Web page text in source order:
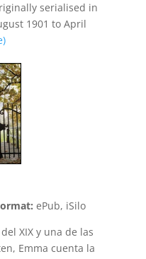
serialised in
1901 to April
ePub, iSilo
XIX y una de las
Emma cuenta la